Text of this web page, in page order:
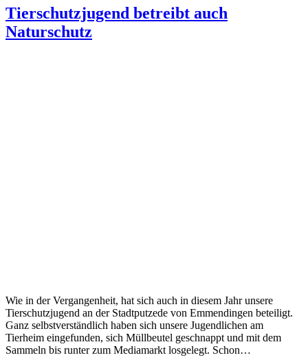
Tierschutzjugend betreibt auch
Naturschutz
Wie in der Vergangenheit, hat sich auch in diesem Jahr unsere
Tierschutzjugend an der Stadtputzede von Emmendingen beteiligt.
Ganz selbstverständlich haben sich unsere Jugendlichen am
Tierheim eingefunden, sich Müllbeutel geschnappt und mit dem
Sammeln bis runter zum Mediamarkt losgelegt. Schon…